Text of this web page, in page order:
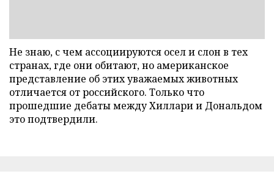
Не знаю, с чем ассоциируются осел и слон в тех
странах, где они обитают, но американское
представление об этих уважаемых животных
отличается от российского. Только что
прошедшие дебаты между Хиллари и Дональдом
это подтвердили.